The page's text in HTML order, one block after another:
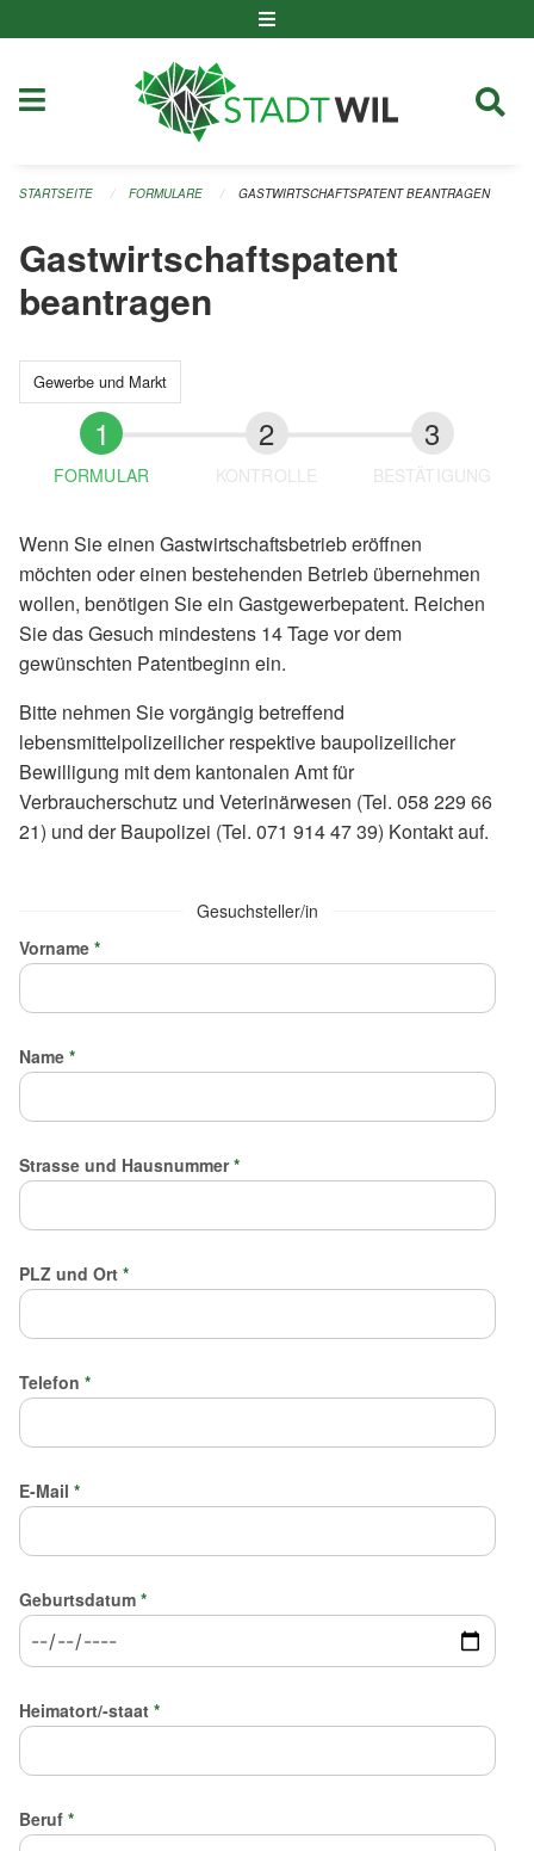
STARTSEITE FORMULARE GASTWIRTSCHAFTSPATENT BEANTRAGEN
Gastwirtschaftspatent
beantragen
Gewerbe und Markt
FORMULAR KONTROLLE BESTÄTIGUNG
Wenn Sie einen Gastwirtschaftsbetrieb eröffnen
möchten oder einen bestehenden Betrieb übernehmen
wollen, benötigen Sie ein Gastgewerbepatent. Reichen
Sie das Gesuch mindestens 14 Tage vor dem
gewünschten Patentbeginn ein.
Bitte nehmen Sie vorgängig betreffend
lebensmittelpolizeilicher respektive baupolizeilicher
Bewilligung mit dem kantonalen Amt für
Verbraucherschutz und Veterinärwesen (Tel. 058 229 66
21) und der Baupolizei (Tel. 071 914 47 39) Kontakt auf.
Gesuchsteller/in
Vorname *
Name *
Strasse und Hausnummer *
PLZ und Ort *
Telefon *
E-Mail *
Geburtsdatum *
Heimatort/-staat *
Beruf *